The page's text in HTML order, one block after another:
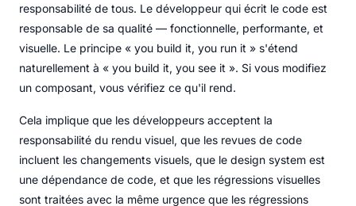
responsabilité de tous. Le développeur qui écrit le code est
responsable de sa qualité — fonctionnelle, performante, et
visuelle. Le principe « you build it, you run it » s'étend
naturellement à « you build it, you see it ». Si vous modifiez
un composant, vous vérifiez ce qu'il rend.
Cela implique que les développeurs acceptent la
responsabilité du rendu visuel, que les revues de code
incluent les changements visuels, que le design system est
une dépendance de code, et que les régressions visuelles
sont traitées avec la même urgence que les régressions